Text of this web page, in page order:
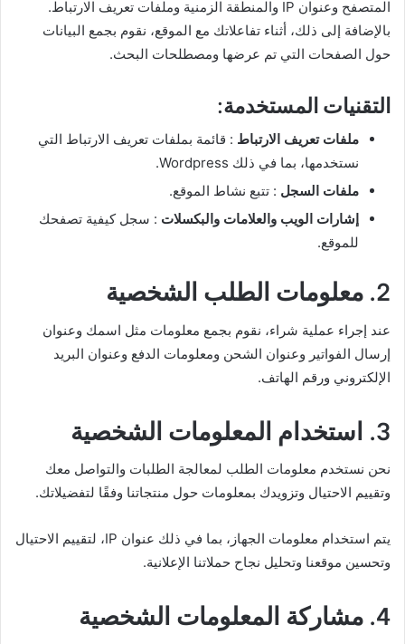
المتصفح وعنوان IP والمنطقة الزمنية وملفات تعريف الارتباط.
بالإضافة إلى ذلك، أثناء تفاعلاتك مع الموقع، نقوم بجمع البيانات
حول الصفحات التي تم عرضها ومصطلحات البحث.
التقنيات المستخدمة:
ملفات تعريف الارتباط : قائمة بملفات تعريف الارتباط التي
نستخدمها، بما في ذلك Wordpress.
ملفات السجل : تتبع نشاط الموقع.
إشارات الويب والعلامات والبكسلات : سجل كيفية تصفحك
للموقع.
2. معلومات الطلب الشخصية
عند إجراء عملية شراء، نقوم بجمع معلومات مثل اسمك وعنوان
إرسال الفواتير وعنوان الشحن ومعلومات الدفع وعنوان البريد
الإلكتروني ورقم الهاتف.
3. استخدام المعلومات الشخصية
نحن نستخدم معلومات الطلب لمعالجة الطلبات والتواصل معك
وتقييم الاحتيال وتزويدك بمعلومات حول منتجاتنا وفقًا لتفضيلاتك.
يتم استخدام معلومات الجهاز، بما في ذلك عنوان IP، لتقييم الاحتيال
وتحسين موقعنا وتحليل نجاح حملاتنا الإعلانية.
4. مشاركة المعلومات الشخصية